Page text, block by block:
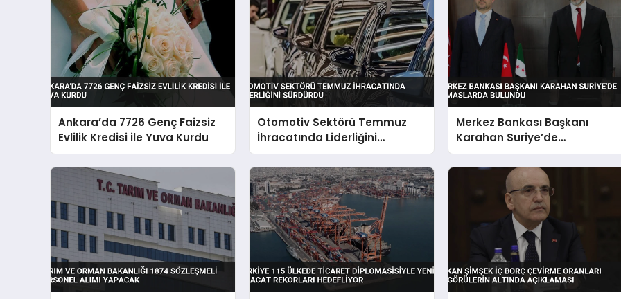
Ankara’da 7726 Genç Faizsiz
Evlilik Kredisi ile Yuva Kurdu
Otomotiv Sektörü Temmuz
İhracatında Liderliğini
Sürdürdü
Merkez Bankası Başkanı
Karahan Suriye’de
Temaslarda Bulundu